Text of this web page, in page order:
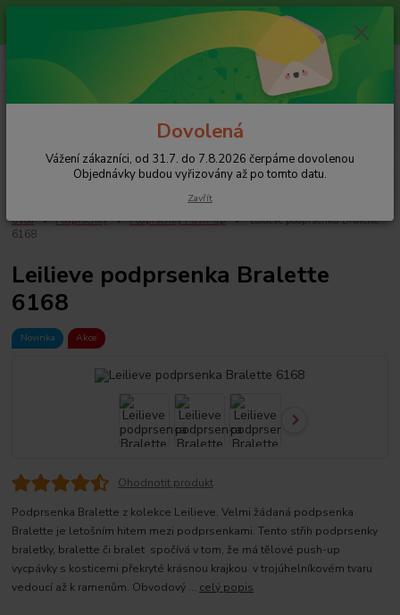
Vážení zákazníci, od 31.7. do 7.8.2026 čerpáme dovolenou
Objednávky budou vyřizovány až po tomto datu.
+420 608 754 282
pište email, pokud nezvedám tel.
Úvod Podprsenky Podprsenky Push-up
Leilieve podprsenka Bralette
6168
Leilieve podprsenka Bralette
6168
Novinka Akce
Ohodnotit produkt
Podprsenka Bralette z kolekce Leilieve. Velmi žádaná podpsenka
Bralette je letošním hitem mezi podprsenkami. Tento střih podprsenky
braletky, bralette či bralet spočívá v tom, že má tělové push-up
vycpávky s kosticemi překryté krásnou krajkou v trojúhelníkovém tvaru
vedoucí až k ramenům. Obvodový ... celý popis
Dovolená
Vážení zákazníci, od 31.7. do 7.8.2026 čerpáme dovolenou
Objednávky budou vyřizovány až po tomto datu.
Zavřít